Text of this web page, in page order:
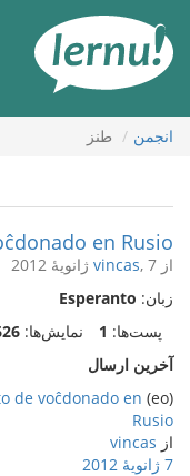
محتوا
انجمن طنز
en Rusio
از vincas, 7 ژانویهٔ 2012
زبان: Esperanto
پست‌ها: 1 نمایش‌ها:
آخرین ارسال
(eo)
de voĉdonado en
Rusio
از vincas
7 ژانویهٔ 2012